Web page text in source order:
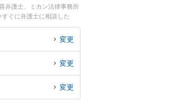
弁護士、ミカン法律事務所
ぐに弁護士に相談した
相談予約したい』などでお
変更
変更
変更